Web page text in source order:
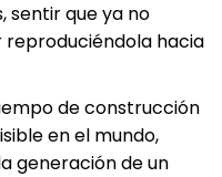
sentir que ya no
reproduciéndola hacia
de construcción
en el mundo,
generación de un